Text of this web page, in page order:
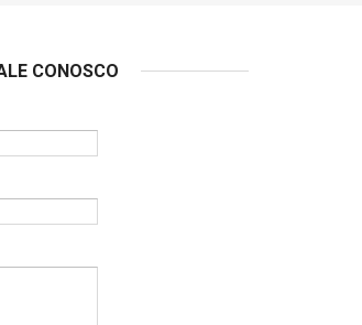
CONOSCO